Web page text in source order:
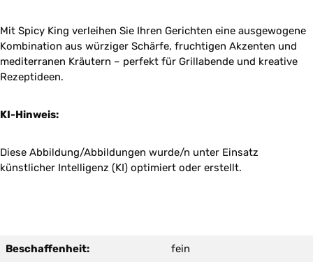
Mit Spicy King verleihen Sie Ihren Gerichten eine ausgewogene
Kombination aus würziger Schärfe, fruchtigen Akzenten und
mediterranen Kräutern – perfekt für Grillabende und kreative
Rezeptideen.
KI-Hinweis:
Diese Abbildung/Abbildungen wurde/n unter Einsatz
künstlicher Intelligenz (KI) optimiert oder erstellt.
Beschaffenheit: fein